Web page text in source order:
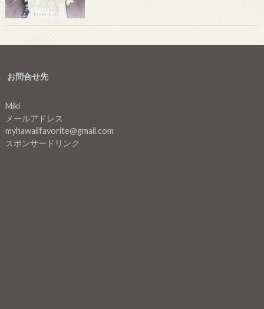
お問合せ先
Miki
メールアドレス
myhawaiifavorite@gmail.com
スポンサードリンク